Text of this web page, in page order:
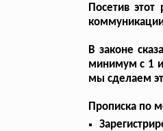
Посетив
В законе
минимум с 1
мы сделаем
Прописка по